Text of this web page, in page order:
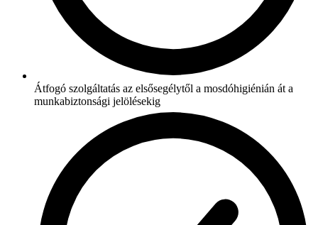
Átfogó szolgáltatás az elsősegélytől a mosdóhigiénián át a
munkabiztonsági jelölésekig